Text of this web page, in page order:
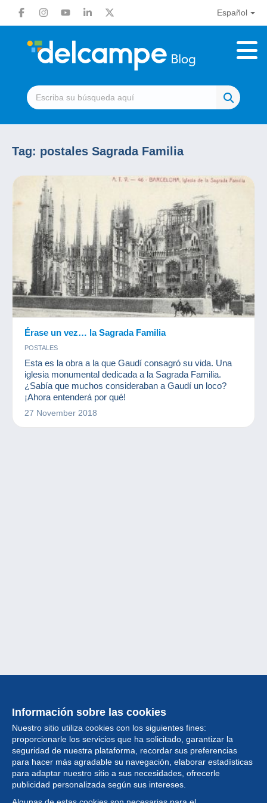
Español
Tag: postales Sagrada Familia
Érase un vez… la Sagrada Familia
POSTALES
Esta es la obra a la que Gaudí consagró su vida. Una
iglesia monumental dedicada a la Sagrada Familia.
¿Sabía que muchos consideraban a Gaudí un loco?
¡Ahora entenderá por qué!
27 November 2018
Información sobre las cookies
Nuestro sitio utiliza cookies con los siguientes fines:
proporcionarle los servicios que ha solicitado, garantizar la
seguridad de nuestra plataforma, recordar sus preferencias
para hacer más agradable su navegación, elaborar estadísticas
para adaptar nuestro sitio a sus necesidades, ofrecerle
publicidad personalizada según sus intereses.
Colección